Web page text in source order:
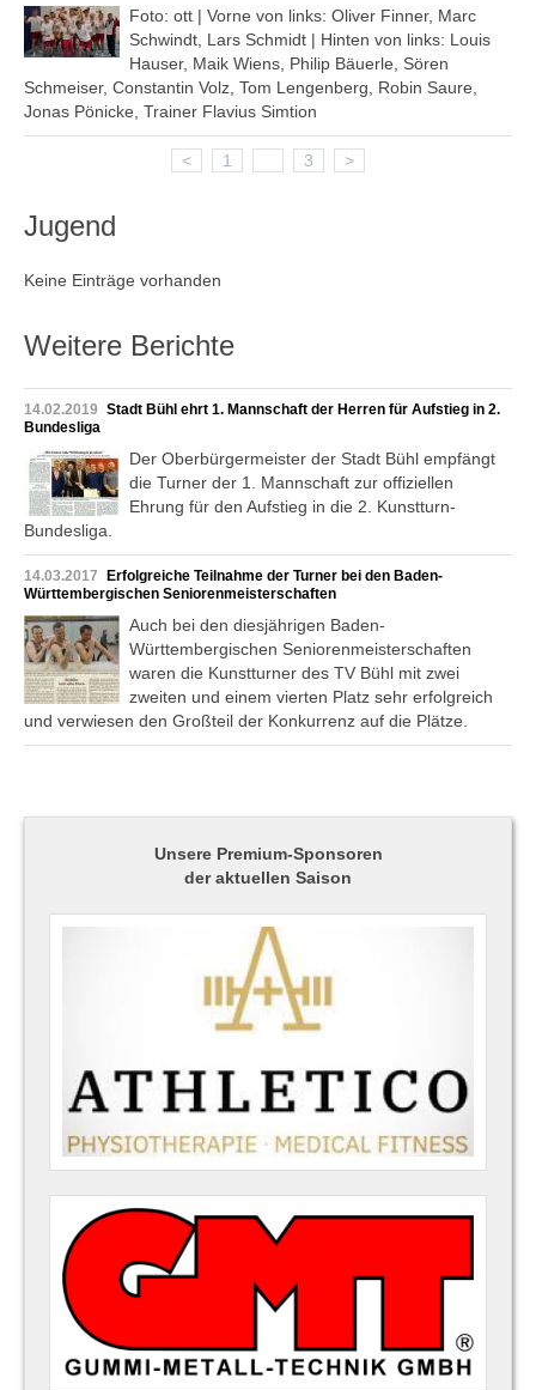
Foto: ott | Vorne von links: Oliver Finner, Marc
Schwindt, Lars Schmidt | Hinten von links: Louis
Hauser, Maik Wiens, Philip Bäuerle, Sören
Schmeiser, Constantin Volz, Tom Lengenberg, Robin Saure,
Jonas Pönicke, Trainer Flavius Simtion
< 1 3 >
Jugend
Keine Einträge vorhanden
Weitere Berichte
14.02.2019 Stadt Bühl ehrt 1. Mannschaft der Herren für Aufstieg in 2.
Bundesliga
Der Oberbürgermeister der Stadt Bühl empfängt
die Turner der 1. Mannschaft zur offiziellen
Ehrung für den Aufstieg in die 2. Kunstturn-
Bundesliga.
14.03.2017
Erfolgreiche Teilnahme der Turner bei den Baden-
Württembergischen Seniorenmeisterschaften
Auch bei den diesjährigen Baden-
Württembergischen Seniorenmeisterschaften
waren die Kunstturner des TV Bühl mit zwei
zweiten und einem vierten Platz sehr erfolgreich
und verwiesen den Großteil der Konkurrenz auf die Plätze.
Unsere Premium-Sponsoren
der aktuellen Saison